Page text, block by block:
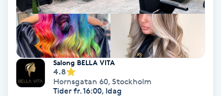
Käkledsbehandling
Kärlbehandling
Laserbehandling
Salong BELLA VITA
4.8
Hornsgatan 60, Stockholm
Tider fr. 16:00, Idag